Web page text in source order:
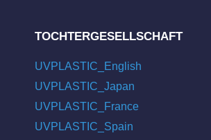
TOCHTERGESELLSCHAFT
UVPLASTIC_English
UVPLASTIC_Japan
UVPLASTIC_France
UVPLASTIC_Spain